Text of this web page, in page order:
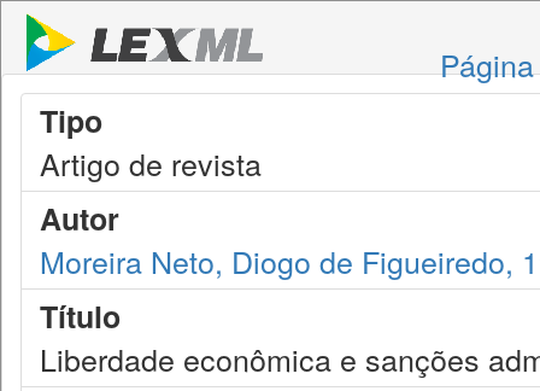
Tipo
Artigo de revista
Autor
Moreira Neto, Diogo de Figueiredo,
Título
Liberdade econômica e sanções